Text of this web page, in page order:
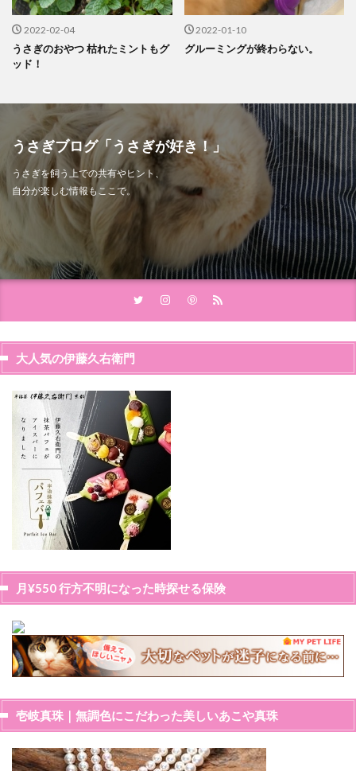
2022-02-04
うさぎのおやつ 枯れたミントもグ
ッド！
2022-01-10
グルーミングが終わらない。
うさぎブログ「うさぎが好き！」
うさぎを飼う上での共有やヒント、
自分が楽しむ情報もここで。
大人気の伊藤久右衛門
月¥550 行方不明になった時探せる保険
壱岐真珠｜無調色にこだわった美しいあこや真珠